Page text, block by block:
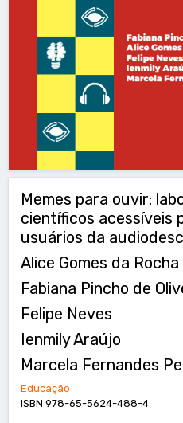
Memes para ouvir:
científicos acessíveis
usuários da
Alice Gomes da Rocha
Fabiana Pincho de
Felipe Neves
Ienmily Araújo
Marcela Fernandes
Educação
ISBN 978-65-5624-488-4